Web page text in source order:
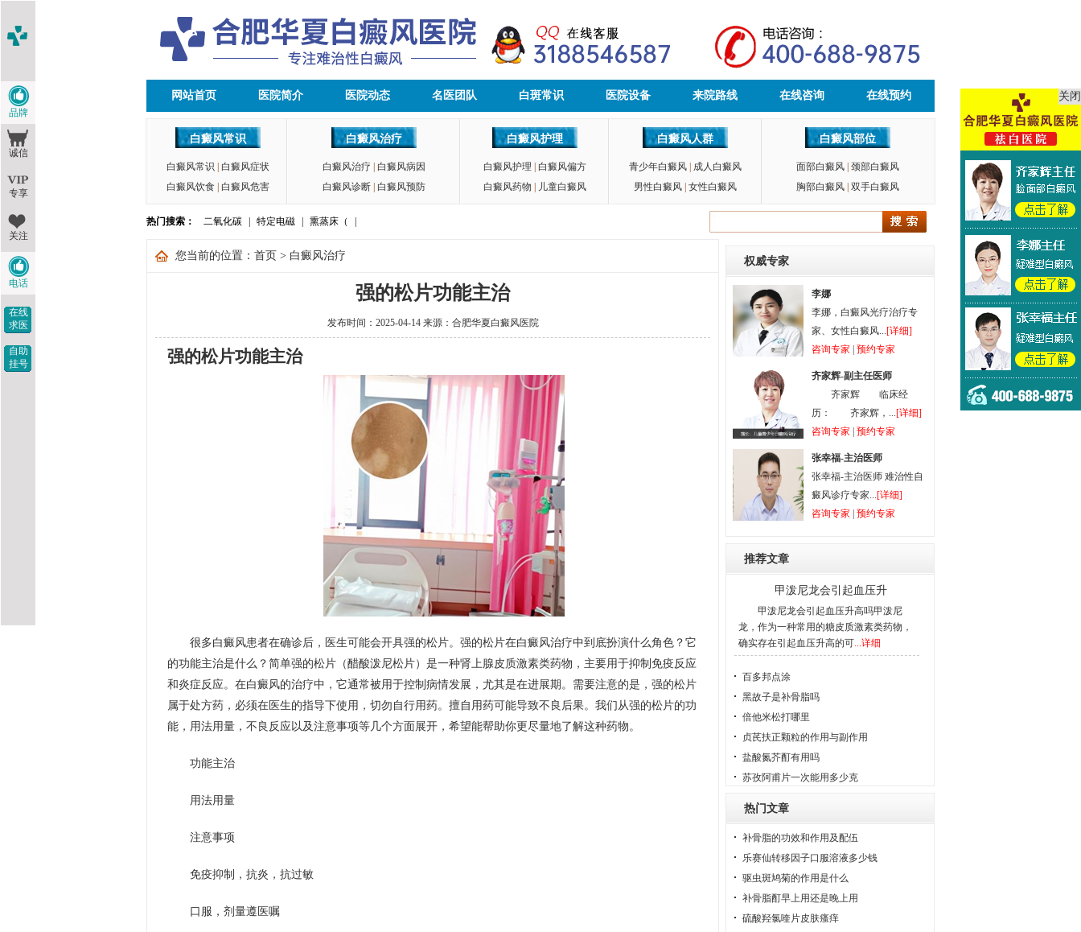
网站首页 医院简介 医院动态 名医团队 白斑常识 医院设备 来院路线 在线咨询 在线预约
白癜风常识
白癜风常识
白癜风症状
白癜风饮食
白癜风危害
白癜风治疗
白癜风治疗
白癜风病因
白癜风诊断| 白癜风预防
白癜风护理
白癜风护理
白癜风偏方
白癜风药物
儿童白癜风
白癜风人群
青少年白癜风
成人白癜风
男性白癜风 女性白癜风
白癜风部位
面部白癜风| 颈部白癜风
胸部白癜风| 双手白癜风
热门搜索： 二氧化碳 特定电磁 熏蒸床（
您当前的位置： 首页 > 白癜风治疗
强的松片功能主治
发布时间：2025-04-14 来源： 合肥华夏白癜风医院
强的松片功能主治
很多白癜风患者在确诊后，医生可能会开具强的松片。强的松片在白癜风治疗中到底扮演什么角色？它
的功能主治是什么？简单强的松片（醋酸泼尼松片）是一种肾上腺皮质激素类药物，主要用于抑制免疫反应
和炎症反应。在白癜风的治疗中，它通常被用于控制病情发展，尤其是在进展期。需要注意的是，强的松片
属于处方药，必须在医生的指导下使用，切勿自行用药。擅自用药可能导致不良后果。我们从强的松片的功
能，用法用量，不良反应以及注意事项等几个方面展开，希望能帮助你更尽量地了解这种药物。
功能主治
用法用量
注意事项
免疫抑制，抗炎，抗过敏
口服，剂量遵医嘱
权威专家
李娜
李娜，白癜风光疗治疗专
家、女性白癜风...[详细]
咨询专家
预约专家
齐家辉-副主任医师
齐家辉 临床经
历： 齐家辉，...[详细]
咨询专家
预约专家
张幸福-主治医师
张幸福-主治医师 难治性自
癜风诊疗专家...[详细]
咨询专家
预约专家
推荐文章
甲泼尼龙会引起血压升
甲泼尼龙会引起血压升高吗甲泼尼
龙，作为一种常用的糖皮质激素类药物，
确实存在引起血压升高的可...详细
百多邦点涂
黑故子是补骨脂吗
倍他米松打哪里
贞芪扶正颗粒的作用与副作用
盐酸氮芥酊有用吗
苏孜阿甫片一次能用多少克
热门文章
补骨脂的功效和作用及配伍
乐赛仙转移因子口服溶液多少钱
驱虫斑鸠菊的作用是什么
补骨脂酊早上用还是晚上用
硫酸羟氯喹片皮肤瘙痒
品牌
诚信
专享
关注
电话
在线
求医
自助
挂号
关闭